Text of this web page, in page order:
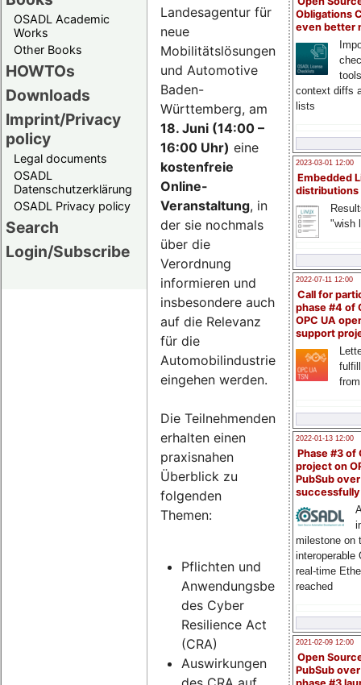
OSADL Academic
Works
Other Books
HOWTOs
Downloads
Imprint/Privacy
policy
Legal documents
OSADL
Datenschutzerklärung
OSADL Privacy policy
Search
Login/Subscribe
Obligations
even better
context diffs
lists
2023-03-01 12:00
Embedded
distributions
"wish
2022-07-11 12:00
Call for
phase #4 of
OPC UA
support
2022-01-13 12:00
Phase #3 of
project on
PubSub over
milestone on
interoperable
real-time
reached
2021-02-09 12:00
Open
PubSub
Landesagentur für
neue
Mobilitätslösungen
und Automotive
Baden-
Württemberg, am
18. Juni (14:00 –
16:00 Uhr) eine
kostenfreie
Online-
Veranstaltung, in
der sie nochmals
über die
Verordnung
informieren und
insbesondere auch
auf die Relevanz
für die
Automobilindustrie
eingehen werden.
Die Teilnehmenden
erhalten einen
praxisnahen
Überblick zu
folgenden
Themen:
Pflichten und
Anwendungsbereich
des Cyber
Resilience Act
(CRA)
Auswirkungen